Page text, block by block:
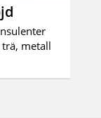
metall